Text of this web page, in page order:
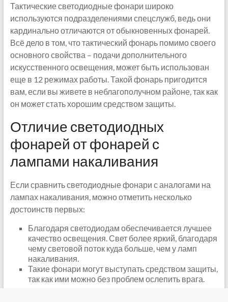
Тактические светодиодные фонари широко
используются подразделениями спецслужб, ведь они
кардинально отличаются от обыкновенных фонарей.
Всё дело в том, что тактический фонарь помимо своего
основного свойства – подачи дополнительного
искусственного освещения, может быть использован
еще в 12 режимах работы. Такой фонарь пригодится
вам, если вы живете в неблагополучном районе, так как
он может стать хорошим средством защиты.
Отличие светодиодных
фонарей от фонарей с
лампами накаливания
Если сравнить светодиодные фонари с аналогами на
лампах накаливания, можно отметить несколько
достоинств первых:
Благодаря светодиодам обеспечивается лучшее
качество освещения. Свет более яркий, благодаря
чему световой поток куда больше, чем у ламп
накаливания.
Такие фонари могут выступать средством защиты,
так как ими можно без проблем ослепить врага.